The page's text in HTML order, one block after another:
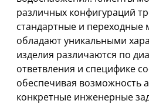
различных конфигураций
стандартные и переходные
обладают уникальными
изделия различаются по
ответвления и специфике
обеспечивая возможность
конкретные инженерные